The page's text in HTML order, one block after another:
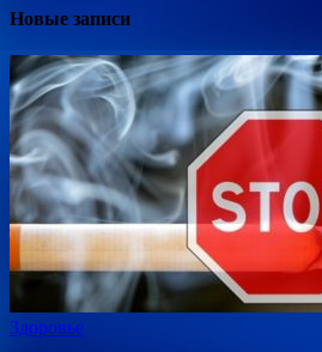
Новые записи
Здоровье